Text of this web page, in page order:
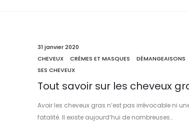
31 janvier 2020
CHEVEUX
CRÈMES ET MASQUES DÉMANGEAISONS
SES CHEVEUX
Tout savoir sur les cheveux
Avoir les cheveux gras n’est pas irrévocable ni
fatalité. Il existe aujourd’hui de nombreuses…